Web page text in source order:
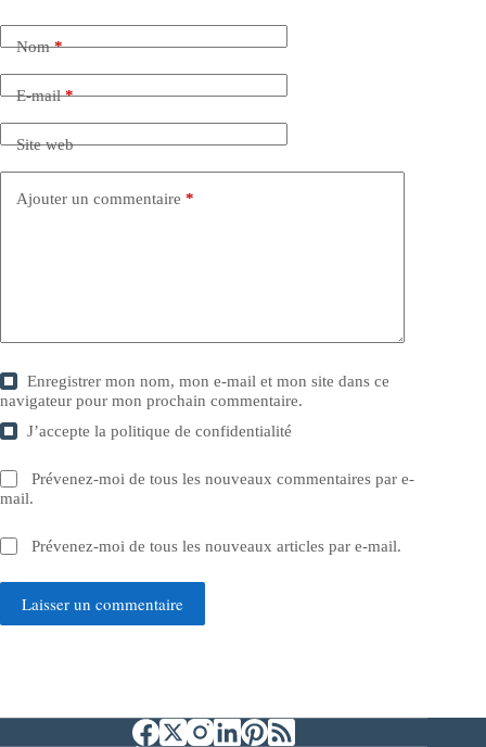
Nom*
E-mail*
Site web
Ajouter un commentaire *
Enregistrer mon nom, mon e-mail et mon site dans ce
navigateur pour mon prochain commentaire.
J’accepte lapolitique de confidentialité
Prévenez-moi de tous les nouveaux commentaires par e-
mail.
Prévenez-moi de tous les nouveaux articles par e-mail.
Laisser un commentaire